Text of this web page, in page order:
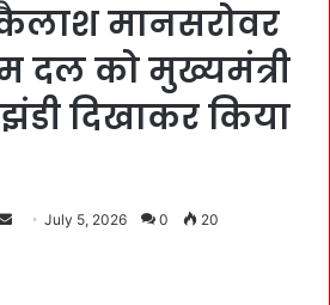
मानसरोवर
दल को मुख्यमंत्री
दिखाकर किया
July 5, 2026 0 20